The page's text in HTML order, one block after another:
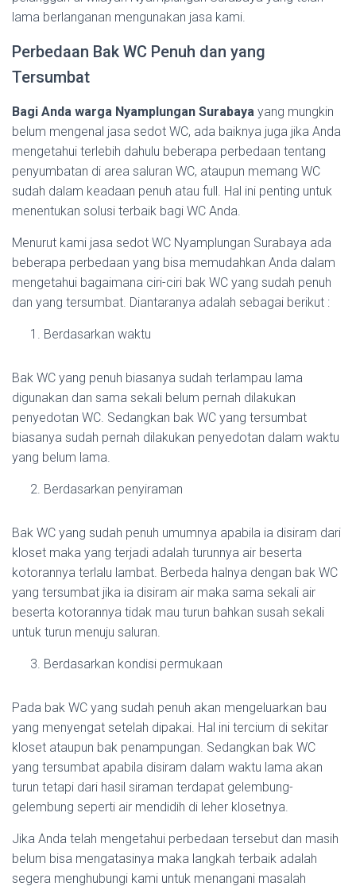
lama berlanganan mengunakan jasa kami.
Perbedaan Bak WC Penuh dan yang
Tersumbat
Bagi Anda warga Nyamplungan Surabaya yang mungkin
belum mengenal jasa sedot WC, ada baiknya juga jika Anda
mengetahui terlebih dahulu beberapa perbedaan tentang
penyumbatan di area saluran WC, ataupun memang WC
sudah dalam keadaan penuh atau full. Hal ini penting untuk
menentukan solusi terbaik bagi WC Anda.
Menurut kami jasa sedot WC Nyamplungan Surabaya ada
beberapa perbedaan yang bisa memudahkan Anda dalam
mengetahui bagaimana ciri-ciri bak WC yang sudah penuh
dan yang tersumbat. Diantaranya adalah sebagai berikut :
Berdasarkan waktu
Bak WC yang penuh biasanya sudah terlampau lama
digunakan dan sama sekali belum pernah dilakukan
penyedotan WC. Sedangkan bak WC yang tersumbat
biasanya sudah pernah dilakukan penyedotan dalam waktu
yang belum lama.
Berdasarkan penyiraman
Bak WC yang sudah penuh umumnya apabila ia disiram dari
kloset maka yang terjadi adalah turunnya air beserta
kotorannya terlalu lambat. Berbeda halnya dengan bak WC
yang tersumbat jika ia disiram air maka sama sekali air
beserta kotorannya tidak mau turun bahkan susah sekali
untuk turun menuju saluran.
Berdasarkan kondisi permukaan
Pada bak WC yang sudah penuh akan mengeluarkan bau
yang menyengat setelah dipakai. Hal ini tercium di sekitar
kloset ataupun bak penampungan. Sedangkan bak WC
yang tersumbat apabila disiram dalam waktu lama akan
turun tetapi dari hasil siraman terdapat gelembung-
gelembung seperti air mendidih di leher klosetnya.
Jika Anda telah mengetahui perbedaan tersebut dan masih
belum bisa mengatasinya maka langkah terbaik adalah
segera menghubungi kami untuk menangani masalah